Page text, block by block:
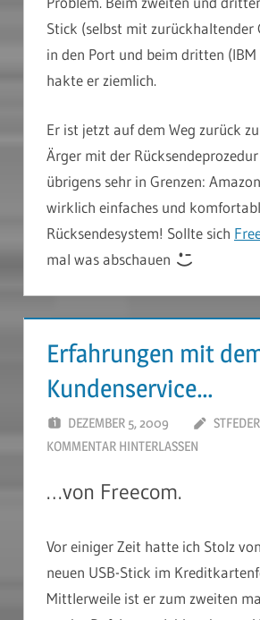
Stick (selbst mit zurückhaltender
in den Port und beim dritten
hakte er ziemlich.
Er ist jetzt auf dem Weg zurück
Ärger mit der
übrigens sehr in Grenzen:
wirklich einfaches und
Rücksendesystem! Sollte sich
mal was abschauen
Erfahrungen mit
Kundenservice…
DEZEMBER 5, 2009
STFEDER
KOMMENTAR HINTERLASSEN
…von Freecom.
Vor einiger Zeit hatte ich Stolz
neuen USB-Stick im
Mittlerweile ist er zum zweiten